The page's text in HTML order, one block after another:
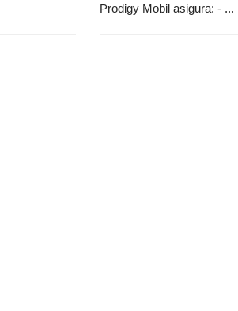
Prodigy Mobil asigura: - ...